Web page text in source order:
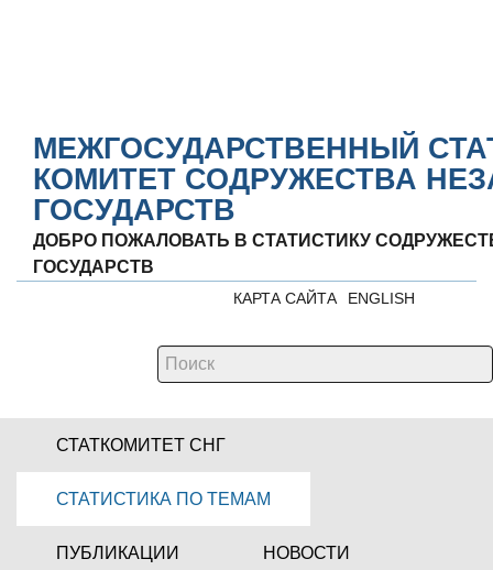
МЕЖГОСУДАРСТВЕННЫЙ
КОМИТЕТ СОДРУЖЕСТВА
ГОСУДАРСТВ
ДОБРО ПОЖАЛОВАТЬ В СТАТИСТИКУ
ГОСУДАРСТВ
ENGLISH
КАРТА САЙТА
СТАТКОМИТЕТ СНГ
СТАТИСТИКА ПО ТЕМАМ
ПУБЛИКАЦИИ НОВОСТИ